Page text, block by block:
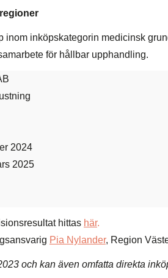
inom inköpskategorin medicinsk
för hållbar upphandling.
2024
2025
hittas här.
Pia Nylander, Region
och kan även omfatta direkta